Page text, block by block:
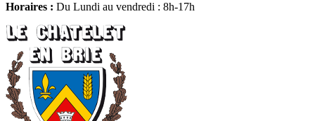
Horaires : Du Lundi au vendredi : 8h-17h